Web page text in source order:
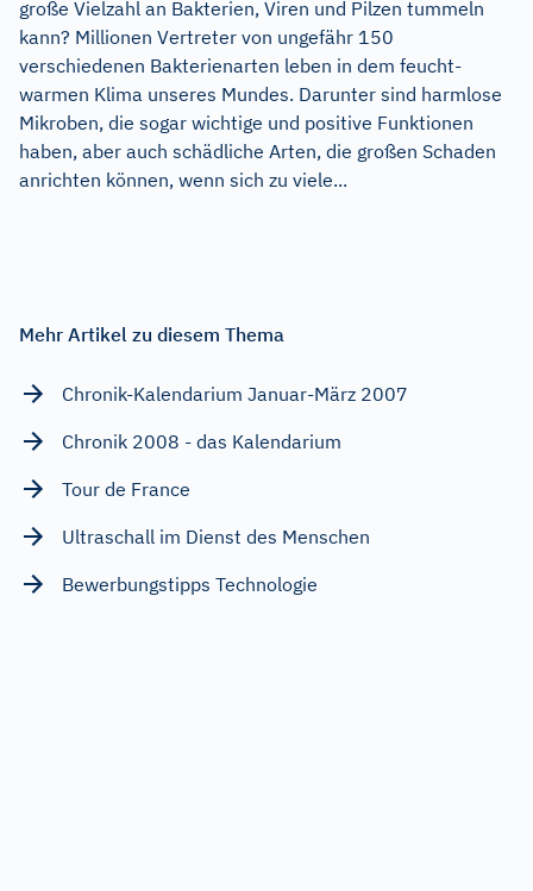
große Vielzahl an Bakterien, Viren und Pilzen tummeln
kann? Millionen Vertreter von ungefähr 150
verschiedenen Bakterienarten leben in dem feucht-
warmen Klima unseres Mundes. Darunter sind harmlose
Mikroben, die sogar wichtige und positive Funktionen
haben, aber auch schädliche Arten, die großen Schaden
anrichten können, wenn sich zu viele...
Mehr Artikel zu diesem Thema
Chronik-Kalendarium Januar-März 2007
Chronik 2008 - das Kalendarium
Tour de France
Ultraschall im Dienst des Menschen
Bewerbungstipps Technologie